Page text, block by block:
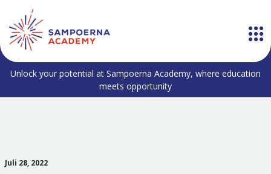
Unlock your potential at Sampoerna Academy, where education
meets opportunity
Juli 28, 2022